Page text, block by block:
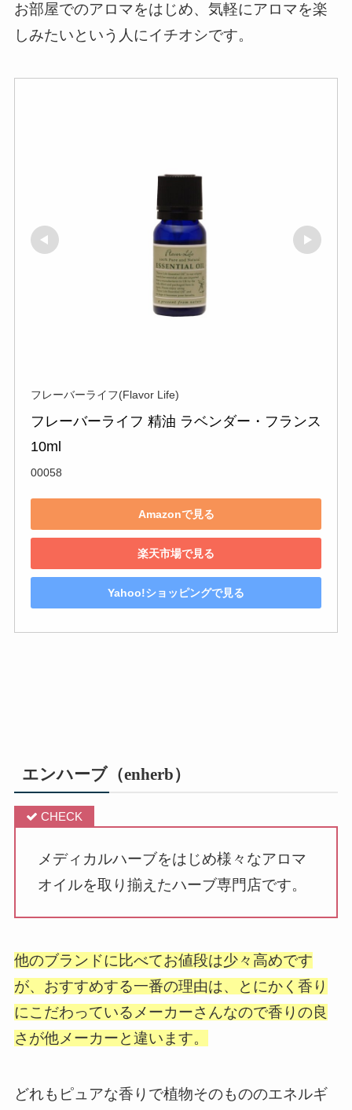
お部屋でのアロマをはじめ、気軽にアロマを楽
しみたいという人にイチオシです。
フレーバーライフ(Flavor Life)
フレーバーライフ 精油 ラベンダー・フランス
10ml
00058
Amazonで見る
楽天市場で見る
Yahoo!ショッピングで見る
エンハーブ（enherb）
メディカルハーブをはじめ様々なアロマ
オイルを取り揃えたハーブ専門店です。
他のブランドに比べてお値段は少々高めです
が、おすすめする一番の理由は、とにかく香り
にこだわっているメーカーさんなので香りの良
さが他メーカーと違います。
どれもピュアな香りで植物そのもののエネルギ